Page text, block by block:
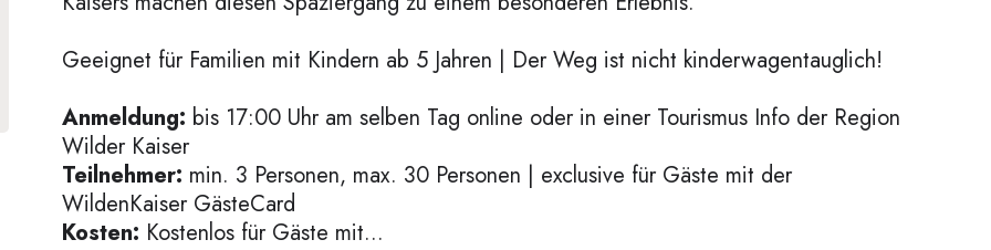
Geeignet für Familien mit Kindern ab 5 Jahren | Der Weg ist nicht kinderwagentauglich!
Anmeldung: bis 17:00 Uhr am selben Tag online oder in einer Tourismus Info der Region
Wilder Kaiser
Teilnehmer: min. 3 Personen, max. 30 Personen | exclusive für Gäste mit der
WildenKaiser GästeCard
Kosten: Kostenlos für Gäste mit...